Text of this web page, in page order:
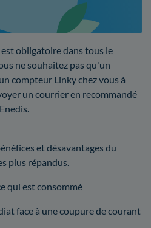
obligatoire dans tous le
ne souhaitez pas qu'un
compteur Linky chez vous à
un courrier en recommandé
et désavantages du
plus répandus.
qui est consommé
face à une coupure de courant